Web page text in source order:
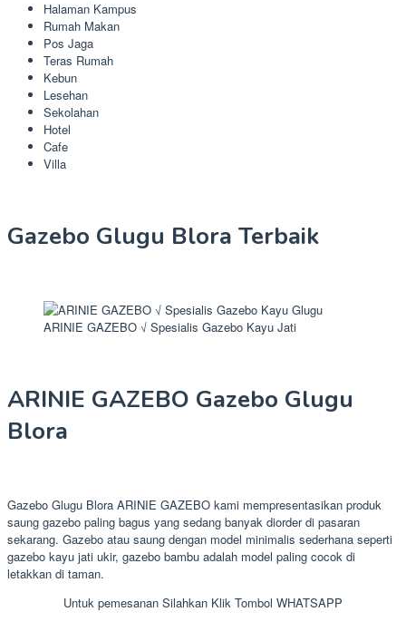
Halaman Kampus
Rumah Makan
Pos Jaga
Teras Rumah
Kebun
Lesehan
Sekolahan
Hotel
Cafe
Villa
Gazebo Glugu Blora Terbaik
ARINIE GAZEBO √ Spesialis Gazebo Kayu Jati
ARINIE GAZEBO Gazebo Glugu
Blora
Gazebo Glugu Blora ARINIE GAZEBO kami mempresentasikan produk
saung gazebo paling bagus yang sedang banyak diorder di pasaran
sekarang. Gazebo atau saung dengan model minimalis sederhana seperti
gazebo kayu jati ukir, gazebo bambu adalah model paling cocok di
letakkan di taman.
Untuk pemesanan Silahkan Klik Tombol WHATSAPP